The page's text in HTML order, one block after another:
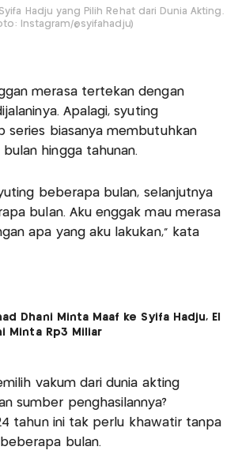
Hadju yang Pilih Rehat dari Dunia Akting.
Instagram/@syifahadju)
merasa tertekan dengan
Apalagi, syuting
series biasanya membutuhkan
hingga tahunan.
beberapa bulan, selanjutnya
bulan. Aku enggak mau merasa
apa yang aku lakukan,” kata
Dhani Minta Maaf ke Syifa Hadju, El
Minta Rp3 Miliar
vakum dari dunia akting
sumber penghasilannya?
tahun ini tak perlu khawatir tanpa
bulan.